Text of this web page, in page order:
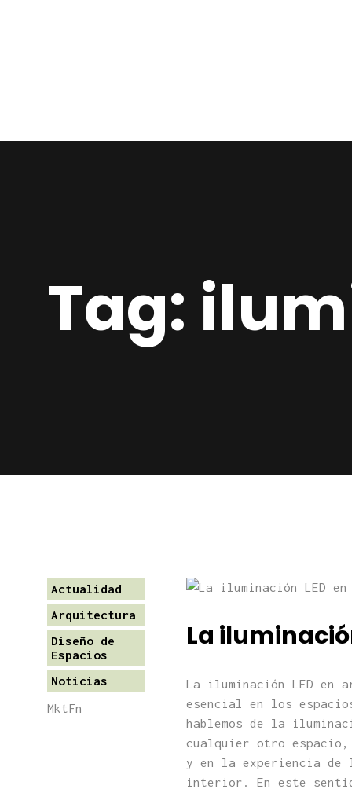
Tag:
Actualidad
Arquitectura
Diseño de
Espacios
Noticias
MktFn
La
La iluminación LED en
esencial en los
hablemos de la
cualquier otro
y en la experiencia de
interior. En este